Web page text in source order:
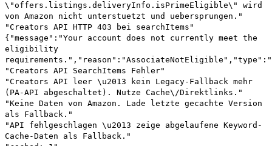
\"offers.listings.deliveryInfo.isPrimeEligible\" wird
von Amazon nicht unterstuetzt und uebersprungen."
"Creators API HTTP 403 bei searchItems"
{"message":"Your account does not currently meet the
eligibility
"Creators API SearchItems Fehler"
"Creators API leer \u2013 kein Legacy-Fallback mehr
(PA-API abgeschaltet). Nutze Cache\/Direktlinks."
"Keine Daten von Amazon. Lade letzte gecachte Version
als Fallback."
"API fehlgeschlagen \u2013 zeige abgelaufene Keyword-
Cache-Daten als Fallback."